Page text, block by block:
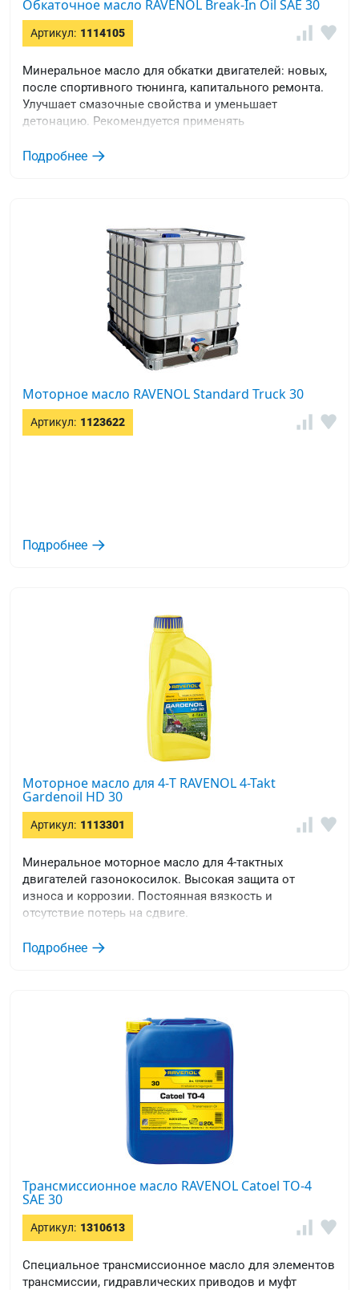
Обкаточное масло RAVENOL Break-In Oil SAE 30
Артикул: 1114105
Минеральное масло для обкатки двигателей: новых,
после спортивного тюнинга, капитального ремонта.
Улучшает смазочные свойства и уменьшает
детонацию. Рекомендуется применять
Подробнее
Моторное масло RAVENOL Standard Truck 30
Артикул: 1123622
Подробнее
Моторное масло для 4-T RAVENOL 4-Takt
Gardenoil HD 30
Артикул: 1113301
Минеральное моторное масло для 4-тактных
двигателей газонокосилок. Высокая защита от
износа и коррозии. Постоянная вязкость и
отсутствие потерь на сдвиге.
Подробнее
Трансмиссионное масло RAVENOL Catoel TO-4
SAE 30
Артикул: 1310613
Специальное трансмиссионное масло для элементов
трансмиссии, гидравлических приводов и муфт